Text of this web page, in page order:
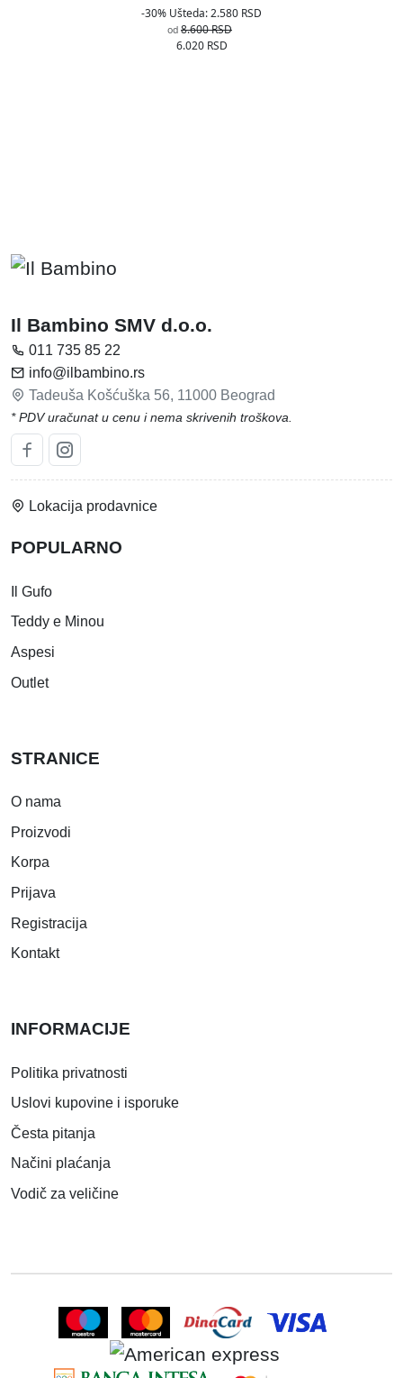
-30% Ušteda: 2.580 RSD
od 8.600 RSD
6.020 RSD
Il Bambino SMV d.o.o.
011 735 85 22
info@ilbambino.rs
Tadeuša Košćuška 56, 11000 Beograd
* PDV uračunat u cenu i nema skrivenih troškova.
Lokacija prodavnice
POPULARNO
Il Gufo
Teddy e Minou
Aspesi
Outlet
STRANICE
O nama
Proizvodi
Korpa
Prijava
Registracija
Kontakt
INFORMACIJE
Politika privatnosti
Uslovi kupovine i isporuke
Česta pitanja
Načini plaćanja
Vodič za veličine